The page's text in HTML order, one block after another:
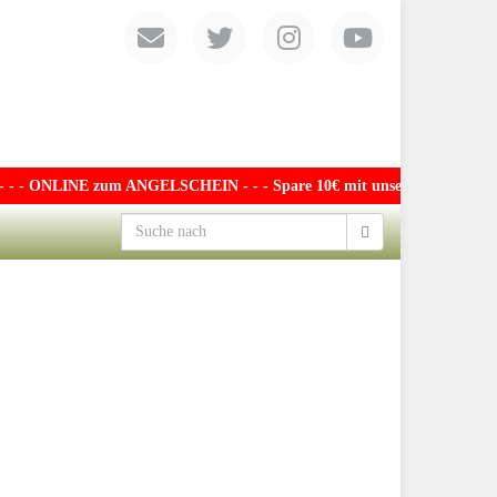
ONLINE zum ANGELSCHEIN - - - Spare 10€ mit unserem exklusiven